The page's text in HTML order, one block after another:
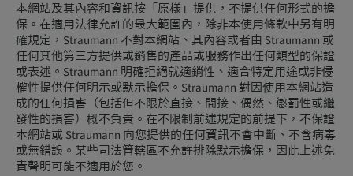
本網站及其內容和資訊按「原樣」提供，不提供任何形式的擔
保。在適用法律允許的最大範圍內，除非本使用條款中另有明
確規定，Straumann 不對本網站、其內容或者由 Straumann 或
任何其他第三方提供或銷售的產品或服務作出任何類型的保證
或表述。Straumann 明確拒絕就適銷性、適合特定用途或非侵
權性提供任何明示或默示擔保。Straumann 對因使用本網站造
成的任何損害（包括但不限於直接、間接、偶然、懲罰性或繼
發性的損害）概不負責。在不限制前述規定的前提下，不保證
本網站或 Straumann 向您提供的任何資訊不會中斷、不含病毒
或無錯誤。某些司法管轄區不允許排除默示擔保，因此上述免
責聲明可能不適用於您。